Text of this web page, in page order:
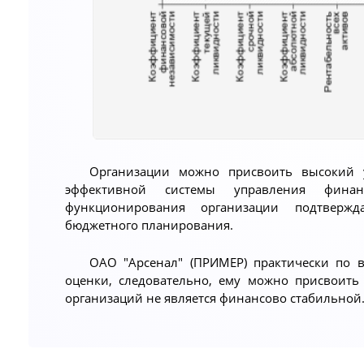
Организации можно присвоить
эффективной системы управления
функционирования организации
бюджетного планирования.
ОАО "Арсенал" (ПРИМЕР) практически по
оценки, следовательно, ему можно
организаций не является финансово стабильной.